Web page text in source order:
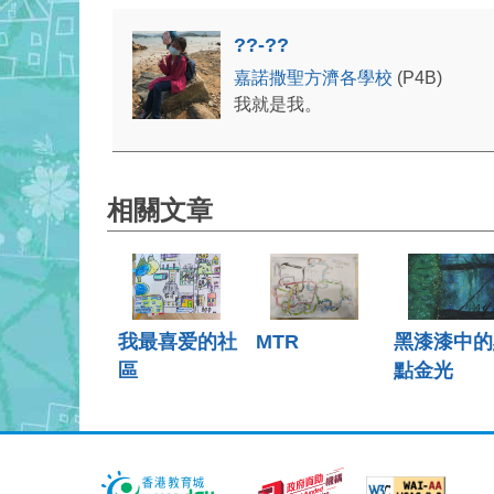
??-??
嘉諾撒聖方濟各學校 (P4B)
我就是我。
相關文章
我最喜爱的社
區
MTR
黑漆漆中
點金光